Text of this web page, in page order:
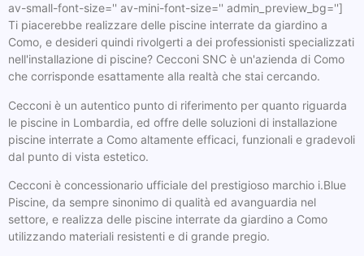
av-small-font-size='' av-mini-font-size='' admin_preview_bg='']
Ti piacerebbe realizzare delle piscine interrate da giardino a
Como, e desideri quindi rivolgerti a dei professionisti specializzati
nell'installazione di piscine? Cecconi SNC è un'azienda di Como
che corrisponde esattamente alla realtà che stai cercando.
Cecconi è un autentico punto di riferimento per quanto riguarda
le piscine in Lombardia, ed offre delle soluzioni di installazione
piscine interrate a Como altamente efficaci, funzionali e gradevoli
dal punto di vista estetico.
Cecconi è concessionario ufficiale del prestigioso marchio i.Blue
Piscine, da sempre sinonimo di qualità ed avanguardia nel
settore, e realizza delle piscine interrate da giardino a Como
utilizzando materiali resistenti e di grande pregio.